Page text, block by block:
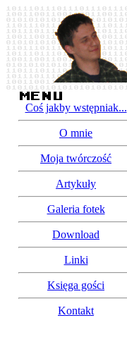
Coś jakby wstępniak...
O mnie
Moja twórczość
Artykuły
Galeria fotek
Download
Linki
Księga gości
Kontakt